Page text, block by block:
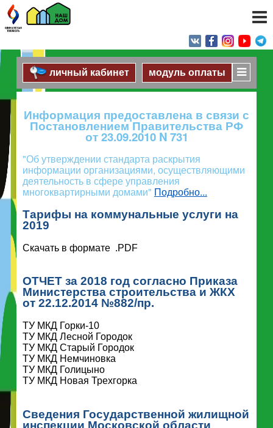
личный кабинет модуль оплаты
Информация предоставлена в связи с
Постановлением Правительства РФ
от 23.09.2010 N 731
"Об утверждении стандарта раскрытия
информации организациями, осуществляющими
деятельность в сфере управления
многоквартирными домами" Подробно...
Тарифы на коммунальные услуги на
2019
Скачать в формате .PDF
ОТЧЕТ за 2018 год согласно Приказа
Министерства строительства и ЖКХ
от 22.12.2014 №882/пр.
ТУ МКД Горки-10
ТУ МКД Лесной Городок
ТУ МКД Старый Городок
ТУ МКД Немчиновка
ТУ МКД Голицыно
ТУ МКД Новая Трехгорка
Сведения Государственной жилищной
инспекции Московской области